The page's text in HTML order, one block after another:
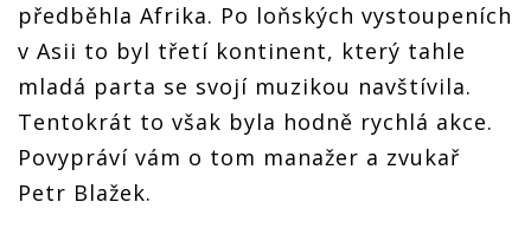
předběhla Afrika. Po loňských vystoupeních
v Asii to byl třetí kontinent, který tahle
mladá parta se svojí muzikou navštívila.
Tentokrát to však byla hodně rychlá akce.
Povypráví vám o tom manažer a zvukař
Petr Blažek.